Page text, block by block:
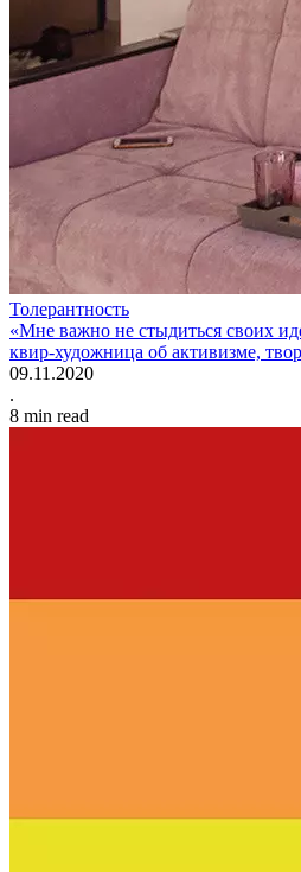
Толерантность
«Мне важно не стыдиться своих
квир-художница об активизме,
09.11.2020
.
8 min read